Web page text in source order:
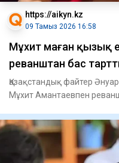
https://aikyn.kz
09 Тамыз 2026 16:58
Мұхит маған қызық
реванштан бас
Қазақстандық файтер
Мұхит Амантаевпен